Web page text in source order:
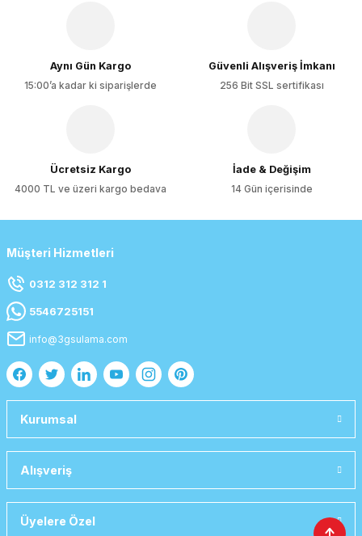
Aynı Gün Kargo
15:00’a kadar ki siparişlerde
Güvenli Alışveriş İmkanı
256 Bit SSL sertifikası
Ücretsiz Kargo
4000 TL ve üzeri kargo bedava
İade & Değişim
14 Gün içerisinde
Müşteri Hizmetleri
0312 312 312 1
5546725151
info@3gsulama.com
Kurumsal
Alışveriş
Üyelere Özel